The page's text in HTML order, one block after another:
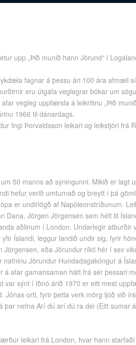
upp „Þið munið hann Jörund“ í
fagnar á þessu ári 100 ára afmæli
eru útgáfa veglegrar bókar um
vegleg uppfærsla á leikritinu „Þið
1966 til dánardags.
Ingi Þorvaldsson leikari og leikstjóri frá
50 manns að sýningunni. Mikið er lagt
hefur verið umturnað og breytt í þá
er undirlögð af Napóleonstríðunum.
Jörgen Jörgensen sem hélt til
aðlinum í London. Undarlegir atburðir
Íslandi, leggur landið undir sig, fyrir
eða Jörundur ríkti hér í sex
Jörundur Hundadagakóngur á
afar gamansaman hátt frá sér þessari
var sýnt í Iðnó árið 1970 er eitt mest
Jónas orti, fyrir þetta verk mörg ljóð við
nefna Arí dú arí dú ra dei (Eitt sumar
leikari frá London, hvar hann